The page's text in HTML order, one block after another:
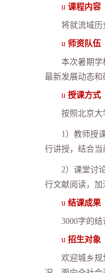
u 课程内容
将就流域历
u 师资队伍
本次暑期学
最新发展动态和
u 授课方式
按照北京大
1）教师授
行讲授，结合当
2）课堂讨
行文献阅读，加
u 结课成果
3000字的结
u 招生对象
欢迎城乡规